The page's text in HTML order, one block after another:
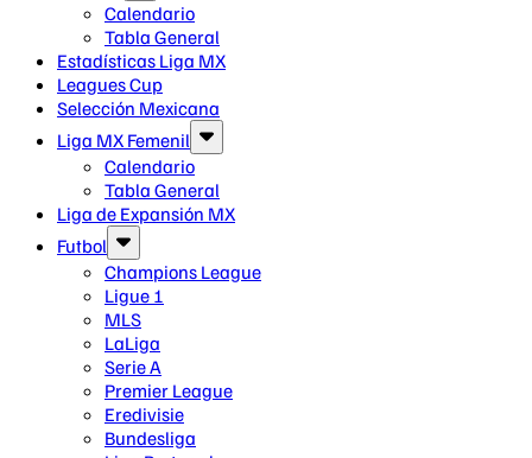
Calendario
Tabla General
Estadísticas Liga MX
Leagues Cup
Selección Mexicana
Liga MX Femenil
Calendario
Tabla General
Liga de Expansión MX
Futbol
Champions League
Ligue 1
MLS
LaLiga
Serie A
Premier League
Eredivisie
Bundesliga